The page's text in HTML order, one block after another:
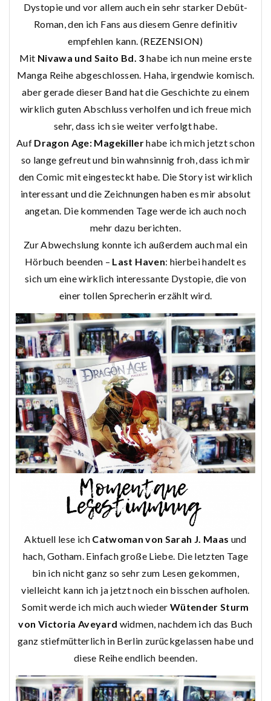
Dystopie und vor allem auch ein sehr starker Debüt-
Roman, den ich Fans aus diesem Genre definitiv
empfehlen kann. (REZENSION)
Mit Nivawa und Saito Bd. 3 habe ich nun meine erste
Manga Reihe abgeschlossen. Haha, irgendwie komisch.
aber gerade dieser Band hat die Geschichte zu einem
wirklich guten Abschluss verholfen und ich freue mich
sehr, dass ich sie weiter verfolgt habe.
Auf Dragon Age: Magekillerhabe ich mich jetzt schon
so lange gefreut und bin wahnsinnig froh, dass ich mir
den Comic mit eingesteckt habe. Die Story ist wirklich
interessant und die Zeichnungen haben es mir absolut
angetan. Die kommenden Tage werde ich auch noch
mehr dazu berichten.
Zur Abwechslung konnte ich außerdem auch mal ein
Hörbuch beenden – Last Haven: hierbei handelt es
sich um eine wirklich interessante Dystopie, die von
einer tollen Sprecherin erzählt wird.
Aktuell lese ich Catwoman von Sarah J. Maas und
hach, Gotham. Einfach große Liebe. Die letzten Tage
bin ich nicht ganz so sehr zum Lesen gekommen,
vielleicht kann ich ja jetzt noch ein bisschen aufholen.
Somit werde ich mich auch wieder Wütender Sturm
von Victoria Aveyard widmen, nachdem ich das Buch
ganz stiefmütterlich in Berlin zurückgelassen habe und
diese Reihe endlich beenden.